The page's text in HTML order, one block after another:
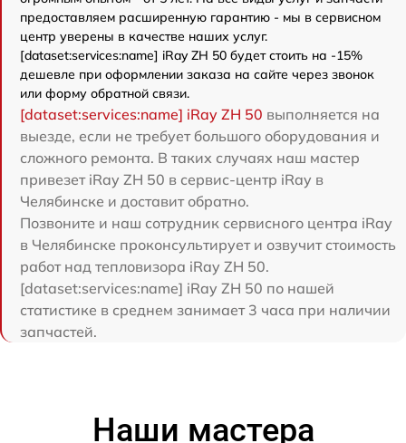
предоставляем расширенную гарантию - мы в сервисном
центр уверены в качестве наших услуг.
[dataset:services:name] iRay ZH 50 будет стоить на -15%
дешевле при оформлении заказа на сайте через звонок
или форму обратной связи.
[dataset:services:name] iRay ZH 50 выполняется на
выезде, если не требует большого оборудования и
сложного ремонта. В таких случаях наш мастер
привезет iRay ZH 50 в сервис-центр iRay в
Челябинске и доставит обратно.
Позвоните и наш сотрудник сервисного центра iRay
в Челябинске проконсультирует и озвучит стоимость
работ над тепловизора iRay ZH 50.
[dataset:services:name] iRay ZH 50 по нашей
статистике в среднем занимает 3 часа при наличии
запчастей.
Наши мастера